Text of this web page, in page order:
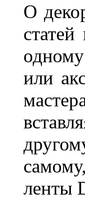
О
или
ленты